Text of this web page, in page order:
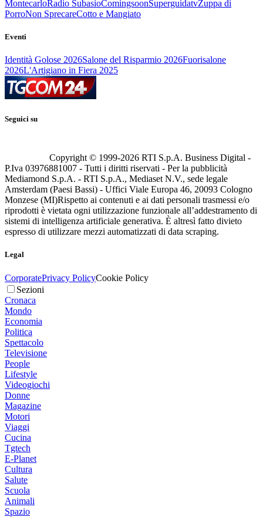
MontecarloRadio SubasioComingsoonSuperguidatvZuppa di
PorroNon SprecareCotto e Mangiato
Eventi
Identità Golose 2026Salone del Risparmio 2026Fuorisalone
2026L'Artigiano in Fiera 2025
Seguici su
Copyright © 1999-2026 RTI S.p.A. Business Digital -
P.Iva 03976881007 - Tutti i diritti riservati - Per la pubblicità
Mediamond S.p.A. - RTI S.p.A., Mediaset N.V., sede legale
Amsterdam (Paesi Bassi) - Uffici Viale Europa 46, 20093 Cologno
Monzese (MI)Rispetto ai contenuti e ai dati personali trasmessi e/o
riprodotti è vietata ogni utilizzazione funzionale all’addestramento di
sistemi di intelligenza artificiale generativa. È altresì fatto divieto
espresso di utilizzare mezzi automatizzati di data scraping.
Legal
CorporatePrivacy PolicyCookie Policy
Sezioni
Cronaca
Mondo
Economia
Politica
Spettacolo
Televisione
People
Lifestyle
Videogiochi
Donne
Magazine
Motori
Viaggi
Cucina
Tgtech
E-Planet
Cultura
Salute
Scuola
Animali
Spazio